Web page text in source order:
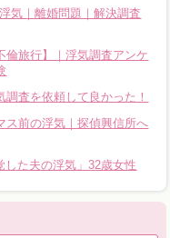
気｜離婚問題｜解決調査
倫旅行】｜浮気調査アンケ
査を依頼して良かった！
ス前の浮気｜探偵興信所へ
した夫の浮気」32歳女性